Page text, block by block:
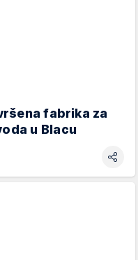
fabrika za
u Blacu